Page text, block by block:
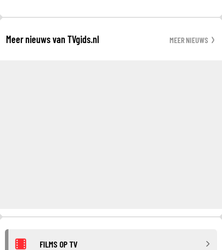
Meer nieuws van TVgids.nl MEER NIEUWS
FILMS OP TV